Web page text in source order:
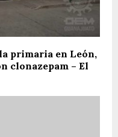
primaria en León,
clonazepam – El